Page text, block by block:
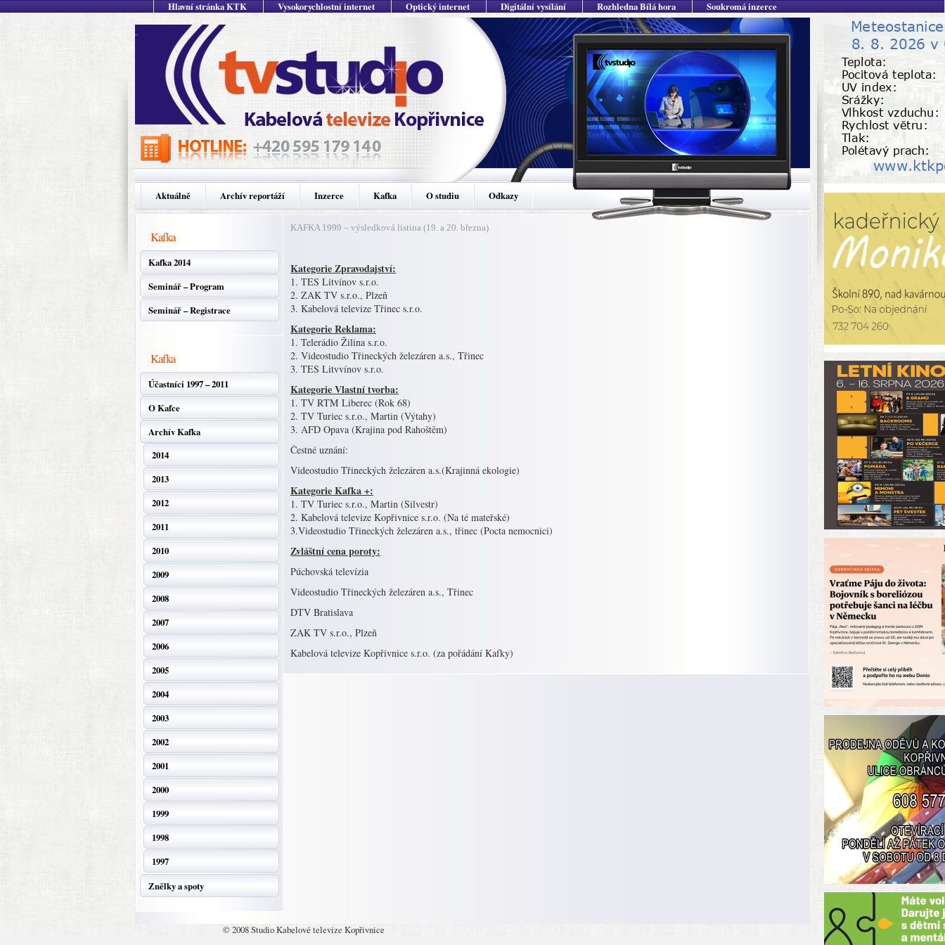
Hlavní stránka KTK Vysokorychlostní internet Optický internet Digitální vysílání Rozhledna Bílá hora Soukromá inzerce
Aktuálně Archív reportáží Inzerce Kafka O studiu Odkazy
Kafka
Kafka 2014
Seminář – Program
Seminář – Registrace
Kafka
Účastníci 1997 – 2011
O Kafce
Archív Kafka
2014
2013
2012
2011
2010
2009
2008
2007
2006
2005
2004
2003
2002
2001
2000
1999
1998
1997
Znělky a spoty
KAFKA 1999 – výsledková listina (19. a 20. března)
Kategorie Zpravodajství:
1. TES Litvínov s.r.o.
2. ZAK TV s.r.o., Plzeň
3. Kabelová televize Třinec s.r.o.
Kategorie Reklama:
1. Telerádio Žilina s.r.o.
2. Videostudio Třineckých železáren a.s., Třinec
3. TES Litvvínov s.r.o.
Kategorie Vlastní tvorba:
1. TV RTM Liberec (Rok 68)
2. TV Turiec s.r.o., Martin (Výtahy)
3. AFD Opava (Krajina pod Rahoštěm)
Čestné uznání:
Videostudio Třineckých železáren a.s.(Krajinná ekologie)
Kategorie Kafka +:
1. TV Turiec s.r.o., Martin (Silvestr)
2. Kabelová televize Kopřivnice s.r.o. (Na té mateřské)
3.Videostudio Třineckých železáren a.s., třinec (Pocta nemocnici)
Zvláštní cena poroty:
Púchovská televízia
Videostudio Třineckých železáren a.s., Třinec
DTV Bratislava
ZAK TV s.r.o., Plzeň
Kabelová televize Kopřivnice s.r.o. (za pořádání Kafky)
© 2008 Studio Kabelové televize Kopřivnice